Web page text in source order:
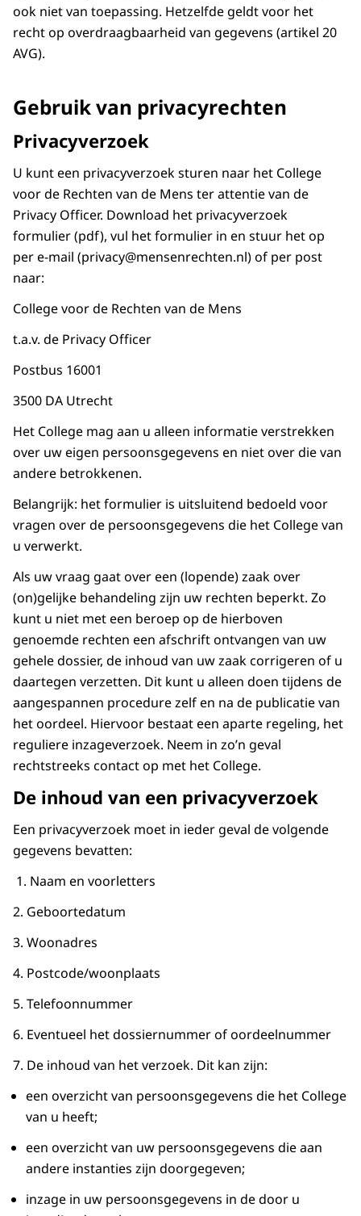
ook niet van toepassing. Hetzelfde geldt voor het
recht op overdraagbaarheid van gegevens (artikel 20
AVG).
Gebruik van privacyrechten
Privacyverzoek
U kunt een privacyverzoek sturen naar het College
voor de Rechten van de Mens ter attentie van de
Privacy Officer. Download het privacyverzoek
formulier (pdf), vul het formulier in en stuur het op
per e-mail (privacy@mensenrechten.nl) of per post
naar:
College voor de Rechten van de Mens
t.a.v. de Privacy Officer
Postbus 16001
3500 DA Utrecht
Het College mag aan u alleen informatie verstrekken
over uw eigen persoonsgegevens en niet over die van
andere betrokkenen.
Belangrijk: het formulier is uitsluitend bedoeld voor
vragen over de persoonsgegevens die het College van
u verwerkt.
Als uw vraag gaat over een (lopende) zaak over
(on)gelijke behandeling zijn uw rechten beperkt. Zo
kunt u niet met een beroep op de hierboven
genoemde rechten een afschrift ontvangen van uw
gehele dossier, de inhoud van uw zaak corrigeren of u
daartegen verzetten. Dit kunt u alleen doen tijdens de
aangespannen procedure zelf en na de publicatie van
het oordeel. Hiervoor bestaat een aparte regeling, het
reguliere inzageverzoek. Neem in zo’n geval
rechtstreeks contact op met het College.
De inhoud van een privacyverzoek
Een privacyverzoek moet in ieder geval de volgende
gegevens bevatten:
1. Naam en voorletters
2. Geboortedatum
3. Woonadres
4. Postcode/woonplaats
5. Telefoonnummer
6. Eventueel het dossiernummer of oordeelnummer
7. De inhoud van het verzoek. Dit kan zijn:
een overzicht van persoonsgegevens die het College
van u heeft;
een overzicht van uw persoonsgegevens die aan
andere instanties zijn doorgegeven;
inzage in uw persoonsgegevens in de door u